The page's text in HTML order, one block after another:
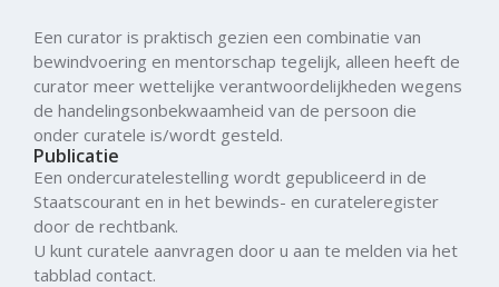
Een curator is praktisch gezien een combinatie van
bewindvoering en mentorschap tegelijk, alleen heeft de
curator meer wettelijke verantwoordelijkheden wegens
de handelingsonbekwaamheid van de persoon die
onder curatele is/wordt gesteld.
Publicatie
Een ondercuratelestelling wordt gepubliceerd in de
Staatscourant en in het bewinds- en curateleregister
door de rechtbank.
U kunt curatele aanvragen door u aan te melden via het
tabblad contact.